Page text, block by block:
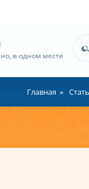
в одном месте
Главная